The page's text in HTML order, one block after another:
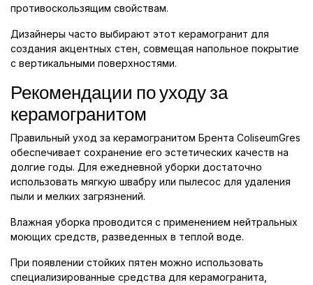
противоскользящим свойствам.
Дизайнеры часто выбирают этот керамогранит для
создания акцентных стен, совмещая напольное покрытие
с вертикальными поверхностями.
Рекомендации по уходу за
керамогранитом
Правильный уход за керамогранитом Брента ColiseumGres
обеспечивает сохранение его эстетических качеств на
долгие годы. Для ежедневной уборки достаточно
использовать мягкую швабру или пылесос для удаления
пыли и мелких загрязнений.
Влажная уборка проводится с применением нейтральных
моющих средств, разведенных в теплой воде.
При появлении стойких пятен можно использовать
специализированные средства для керамогранита,